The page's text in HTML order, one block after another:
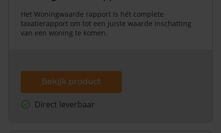
Het Woningwaarde rapport is hét complete
taxatierapport om tot een juiste waarde inschatting
van een woning te komen.
Bekijk product
Direct leverbaar